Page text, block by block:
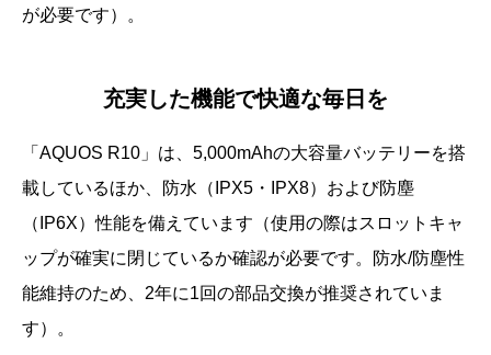
が必要です）。
充実した機能で快適な毎日を
「AQUOS R10」は、5,000mAhの大容量バッテリーを搭
載しているほか、防水（IPX5・IPX8）および防塵
（IP6X）性能を備えています（使用の際はスロットキャ
ップが確実に閉じているか確認が必要です。防水/防塵性
能維持のため、2年に1回の部品交換が推奨されていま
す）。